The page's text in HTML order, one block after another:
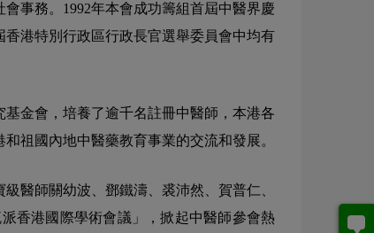
事務。1992年本會成功籌組首屆中醫界慶
港特別行政區行政長官選舉委員會中均有
金會，培養了逾千名註冊中醫師，本港各
祖國內地中醫藥教育事業的交流和發展。
醫師關幼波、鄧鐵濤、裘沛然、賀普仁、
香港國際學術會議」，掀起中醫師參會熱